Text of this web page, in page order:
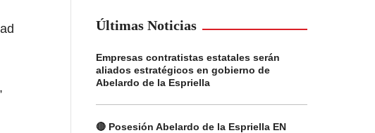
Últimas Noticias
Empresas contratistas estatales serán
aliados estratégicos en gobierno de
Abelardo de la Espriella
🔴 Posesión Abelardo de la Espriella EN